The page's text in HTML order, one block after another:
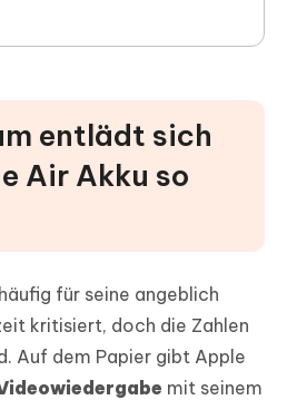
entlädt sich
Air Akku so
für seine angeblich
kritisiert, doch die Zahlen
Auf dem Papier gibt Apple
mit seinem